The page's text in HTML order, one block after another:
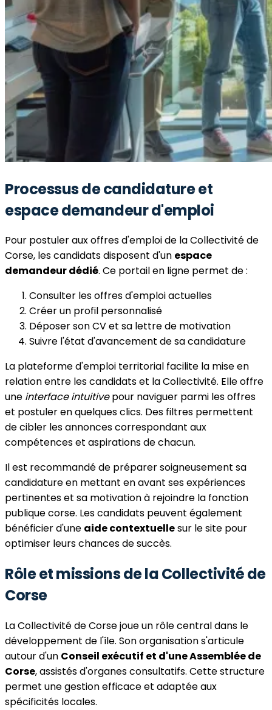
Processus de candidature et
espace demandeur d'emploi
Pour postuler aux offres d'emploi de la Collectivité de
Corse, les candidats disposent d'un espace
demandeur dédié. Ce portail en ligne permet de :
Consulter les offres d'emploi actuelles
Créer un profil personnalisé
Déposer son CV et sa lettre de motivation
Suivre l'état d'avancement de sa candidature
La plateforme d'emploi territorial facilite la mise en
relation entre les candidats et la Collectivité. Elle offre
une interface intuitivepour naviguer parmi les offres
et postuler en quelques clics. Des filtres permettent
de cibler les annonces correspondant aux
compétences et aspirations de chacun.
Il est recommandé de préparer soigneusement sa
candidature en mettant en avant ses expériences
pertinentes et sa motivation à rejoindre la fonction
publique corse. Les candidats peuvent également
bénéficier d'une aide contextuellesur le site pour
optimiser leurs chances de succès.
Rôle et missions de la Collectivité de
Corse
La Collectivité de Corse joue un rôle central dans le
développement de l'île. Son organisation s'articule
autour d'un Conseil exécutif et d'une Assemblée de
Corse, assistés d'organes consultatifs. Cette structure
permet une gestion efficace et adaptée aux
spécificités locales.